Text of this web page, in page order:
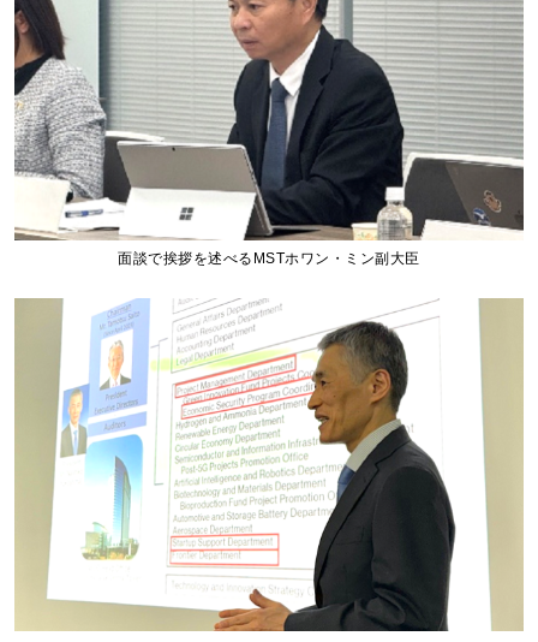
面談で挨拶を述べるMSTホワン・ミン副大臣